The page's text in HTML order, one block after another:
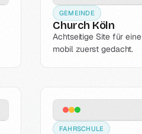
GEMEINDE
Church Köln
Achtseitige Site für
mobil zuerst gedacht.
FAHRSCHULE